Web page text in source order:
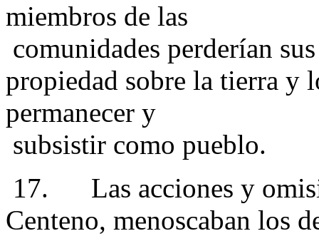
miembros de las
comunidades perderían
propiedad sobre la tierra y
permanecer y
subsistir como pueblo.
17. Las acciones y
Centeno, menoscaban los